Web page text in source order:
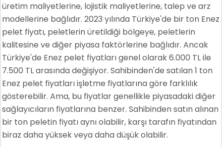
üretim maliyetlerine, lojistik maliyetlerine, talep ve arz
modellerine bağlıdır. 2023 yılında Türkiye'de bir ton Enez
pelet fiyatı, peletlerin üretildiği bölgeye, peletlerin
kalitesine ve diğer piyasa faktörlerine bağlıdır. Ancak
Türkiye'de Enez pelet fiyatları genel olarak 6.000 TL ile
7.500 TL arasında değişiyor. Sahibinden'de satılan 1 ton
Enez pelet fiyatları işletme fiyatlarına göre farklılık
gösterebilir. Ama, bu fiyatlar genellikle piyasadaki diğer
sağlayıcıların fiyatlarına benzer. Sahibinden satın alınan
bir ton peletin fiyatı aynı olabilir, karşı tarafın fiyatından
biraz daha yüksek veya daha düşük olabilir.